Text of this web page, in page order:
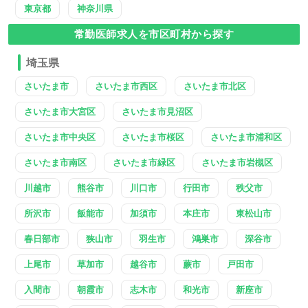
東京都 神奈川県
常勤医師求人を市区町村から探す
埼玉県
さいたま市 さいたま市西区 さいたま市北区
さいたま市大宮区 さいたま市見沼区
さいたま市中央区 さいたま市桜区 さいたま市浦和区
さいたま市南区 さいたま市緑区 さいたま市岩槻区
川越市 熊谷市 川口市 行田市 秩父市
所沢市 飯能市 加須市 本庄市 東松山市
春日部市 狭山市 羽生市 鴻巣市 深谷市
上尾市 草加市 越谷市 蕨市 戸田市
入間市 朝霞市 志木市 和光市 新座市